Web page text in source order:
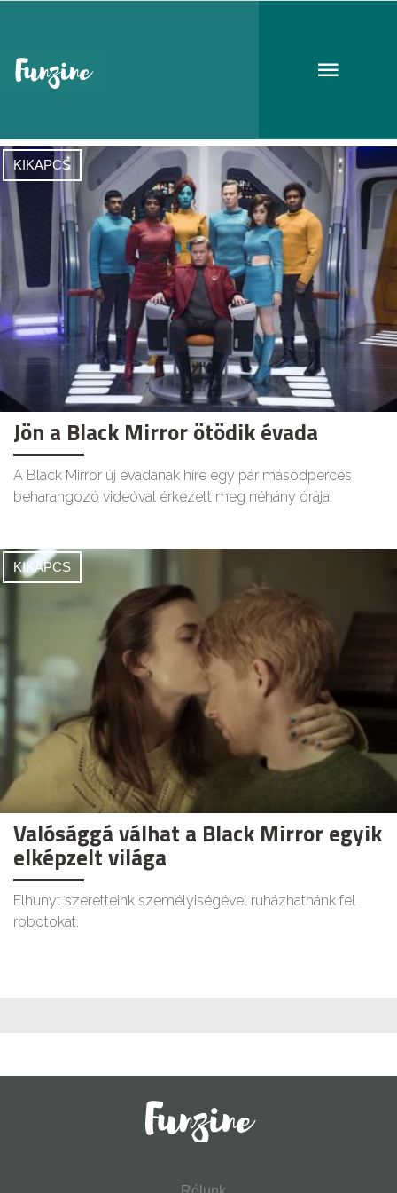
KIKAPCS
Jön a Black Mirror ötödik évada
A Black Mirror új évadának híre egy pár másodperces
beharangozó videóval érkezett meg néhány órája.
KIKAPCS
Valósággá válhat a Black Mirror egyik
elképzelt világa
Elhunyt szeretteink személyiségével ruházhatnánk fel
robotokat.